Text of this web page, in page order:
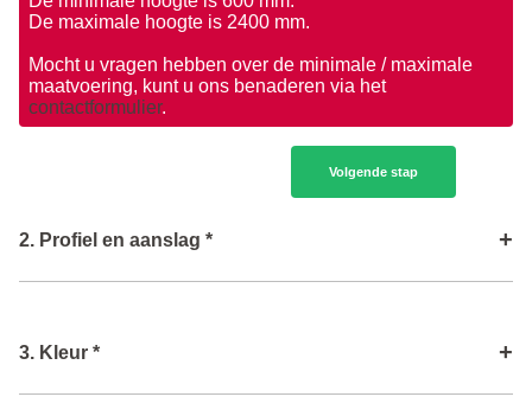
De maximale hoogte is 2400 mm.
Mocht u vragen hebben over de minimale / maximale
maatvoering, kunt u ons benaderen via het
contactformulier.
Volgende stap
2. Profiel en aanslag * +
3. Kleur * +